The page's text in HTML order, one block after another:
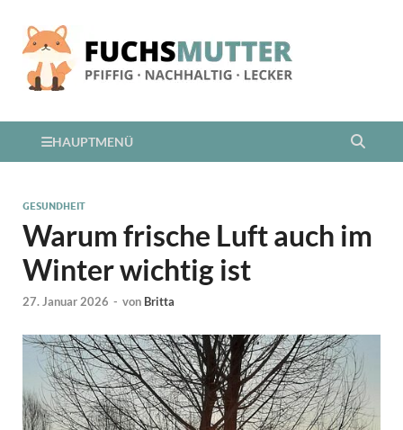
HAUPTMENÜ
GESUNDHEIT
Warum frische Luft auch im
Winter wichtig ist
27. Januar 2026 - von Britta